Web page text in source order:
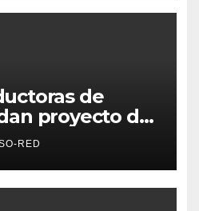
de
proyecto de
García
RED